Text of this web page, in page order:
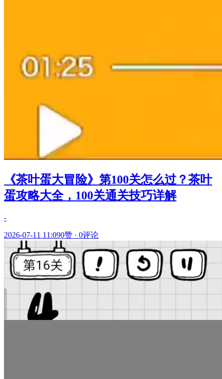
《茶叶蛋大冒险》第100关怎么过？茶叶
蛋攻略大全，100关通关技巧详解
-
2026-07-11 11:090赞 · 0评论